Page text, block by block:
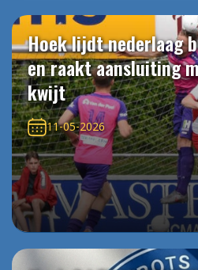
Hoek lijdt nederlaag
en raakt aansluiting
kwijt
11-05-2026